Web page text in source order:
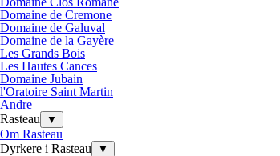
Domaine de Cremone
Domaine de Galuval
Domaine de la Gayère
Les Grands Bois
Les Hautes Cances
Domaine Jubain
l'Oratoire Saint Martin
Andre
Rasteau
▼
Om Rasteau
Dyrkere i Rasteau
▼